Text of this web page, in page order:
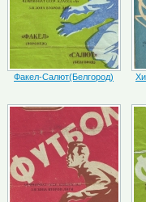
Факел-Салют(Белгород)